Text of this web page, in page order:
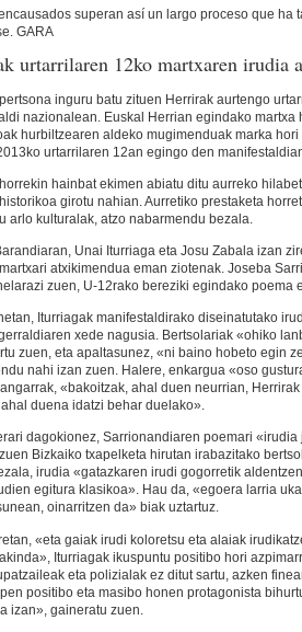
superan así un largo proceso que ha
GARA
urtarrilaren 12ko martxaren irudia
inguru batu zituen Herrirak aurtengo
nazionalean. Euskal Herrian egindako martxa
hurbiltzearen aldeko mugimenduak marka
urtarrilaren 12an egingo den
hainbat ekimen abiatu ditu aurreko
girotu nahian. Aurretiko prestaketa
arlo kulturalak, atzo nabarmendu bezala.
Unai Iturriaga eta Josu Zabala izan
atxikimendua eman ziotenak. Joseba
zuen, U-12rako bereziki egindako poema
Iturriagak manifestaldirako diseinatutako
xede nagusia. Bertsolariak «ohiko
zuen, eta apaltasunez, «ni baino hobeto egin
nahi izan zuen. Halere, enkargua «oso
«bakoitzak, ahal duen neurrian,
ahal duena idatzi behar duelako».
dagokionez, Sarrionandiaren poemari «irudia
Bizkaiko txapelketa hirutan irabazitako
irudia «gatazkaren irudi gogorretik
egitura klasikoa». Hau da, «egoera larria
oinarritzen da» biak uztartuz.
«eta gaiak irudi koloretsu eta alaiak
Iturriagak ikuspuntu positibo hori
eta polizialak ez ditut sartu, azken
positibo eta masibo honen protagonista
izan», gaineratu zuen.